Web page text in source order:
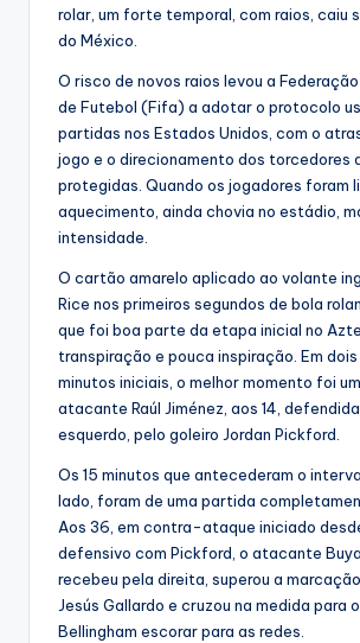
rolar, um forte temporal, com raios, caiu
do México.
O risco de novos raios levou a
de Futebol (Fifa) a adotar o protocolo
partidas nos Estados Unidos, com o
jogo e o direcionamento dos torcedores
protegidas. Quando os jogadores foram
aquecimento, ainda chovia no estádio,
intensidade.
O cartão amarelo aplicado ao volante
Rice nos primeiros segundos de bola
que foi boa parte da etapa inicial no
transpiração e pouca inspiração. Em
minutos iniciais, o melhor momento foi
atacante Raúl Jiménez, aos 14,
esquerdo, pelo goleiro Jordan Pickford.
Os 15 minutos que antecederam o
lado, foram de uma partida
Aos 36, em contra-ataque iniciado
defensivo com Pickford, o atacante
recebeu pela direita, superou a
Jesús Gallardo e cruzou na medida para
Bellingham escorar para as redes.